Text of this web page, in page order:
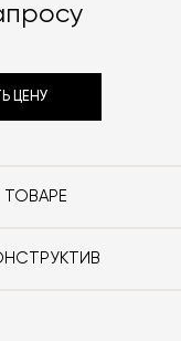
ЦЕНУ